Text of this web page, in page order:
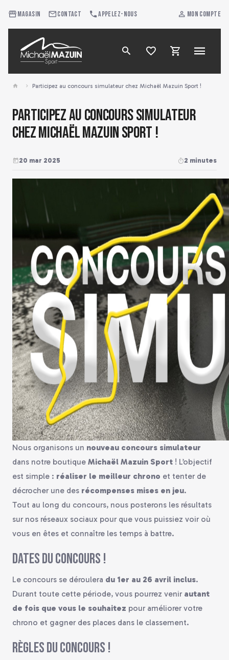
Magasin Contact Appelez-nous Mon compte
Participez au concours simulateur chez Michaël Mazuin Sport !
Participez au concours simulateur
chez Michaël Mazuin Sport !
20 mar 2025 2 minutes
Nous organisons un nouveau concours simulateur
dans notre boutique Michaël Mazuin Sport ! L’objectif
est simple : réaliser le meilleur chrono et tenter de
décrocher une des récompenses mises en jeu.
Tout au long du concours, nous posterons les résultats
sur nos réseaux sociaux pour que vous puissiez voir où
vous en êtes et connaître les temps à battre.
Dates du concours !
Le concours se déroulera du 1er au 26 avril inclus.
Durant toute cette période, vous pourrez venir autant
de fois que vous le souhaitez pour améliorer votre
chrono et gagner des places dans le classement.
Règles du concours !